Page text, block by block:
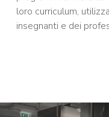
loro curriculum,
insegnanti e dei